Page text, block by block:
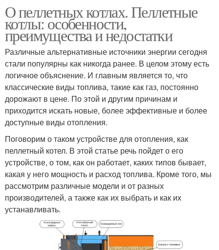
О пеллетных котлах. Пеллетные
котлы: особенности,
преимущества и недостатки
Различные альтернативные источники энергии сегодня
стали популярны как никогда ранее. В целом этому есть
логичное объяснение. И главным является то, что
классические виды топлива, такие как газ, постоянно
дорожают в цене. По этой и другим причинам и
приходится искать новые, более эффективные и более
доступные виды отопления.
Поговорим о таком устройстве для отопления, как
пеллетный котел. В этой статье речь пойдет о его
устройстве, о том, как он работает, каких типов бывает,
какая у него мощность и расход топлива. Кроме того, мы
рассмотрим различные модели и от разных
производителей, а также как их выбрать и как их
устанавливать.